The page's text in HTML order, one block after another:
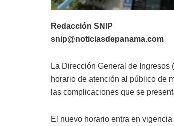
Redacción SNIP
snip@noticiasdepanama.com
La Dirección General de
horario de atención al público de
las complicaciones que se
El nuevo horario entra en